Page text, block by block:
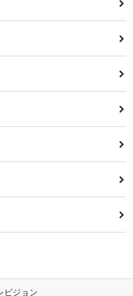
ビジョン